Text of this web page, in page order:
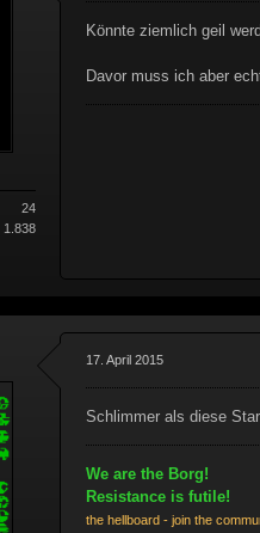
24
1.838
Könnte ziemlich geil
Davor muss ich aber
17. April 2015
Schlimmer als diese
We are the Borg!
Resistance is futile!
the hellboard - join the